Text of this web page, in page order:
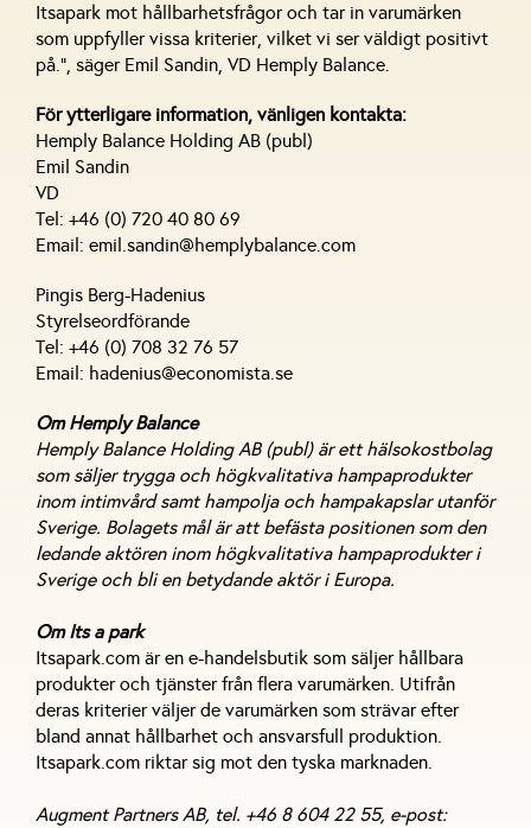
Itsapark mot hållbarhetsfrågor och tar in varumärken
som uppfyller vissa kriterier, vilket vi ser väldigt positivt
på.”, säger Emil Sandin, VD Hemply Balance.
För ytterligare information, vänligen kontakta:
Hemply Balance Holding AB (publ)
Emil Sandin
VD
Tel: +46 (0) 720 40 80 69
Email: emil.sandin@hemplybalance.com
Pingis Berg-Hadenius
Styrelseordförande
Tel: +46 (0) 708 32 76 57
Email: hadenius@economista.se
Om Hemply Balance
Hemply Balance Holding AB (publ) är ett hälsokostbolag
som säljer trygga och högkvalitativa hampaprodukter
inom intimvård samt hampolja och hampakapslar utanför
Sverige. Bolagets mål är att befästa positionen som den
ledande aktören inom högkvalitativa hampaprodukter i
Sverige och bli en betydande aktör i Europa.
Om Its a park
Itsapark.com är en e-handelsbutik som säljer hållbara
produkter och tjänster från flera varumärken. Utifrån
deras kriterier väljer de varumärken som strävar efter
bland annat hållbarhet och ansvarsfull produktion.
Itsapark.com riktar sig mot den tyska marknaden.
Augment Partners AB, tel. +46 8 604 22 55, e-post: